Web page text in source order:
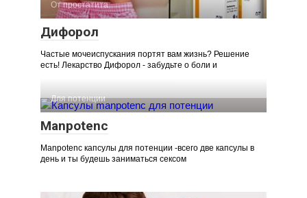
От простатита
Дифорол
Частые мочеиспускания портят вам жизнь? Решение
есть! Лекарство Дифорол - забудьте о боли и
Для потенции
Manpotenc
Manpotenc капсулы для потенции -всего две капсулы в
день и ты будешь заниматься сексом